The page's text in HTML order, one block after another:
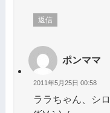
返信
ポンママ
2011年5月25日 00:58
ララちゃん、シ